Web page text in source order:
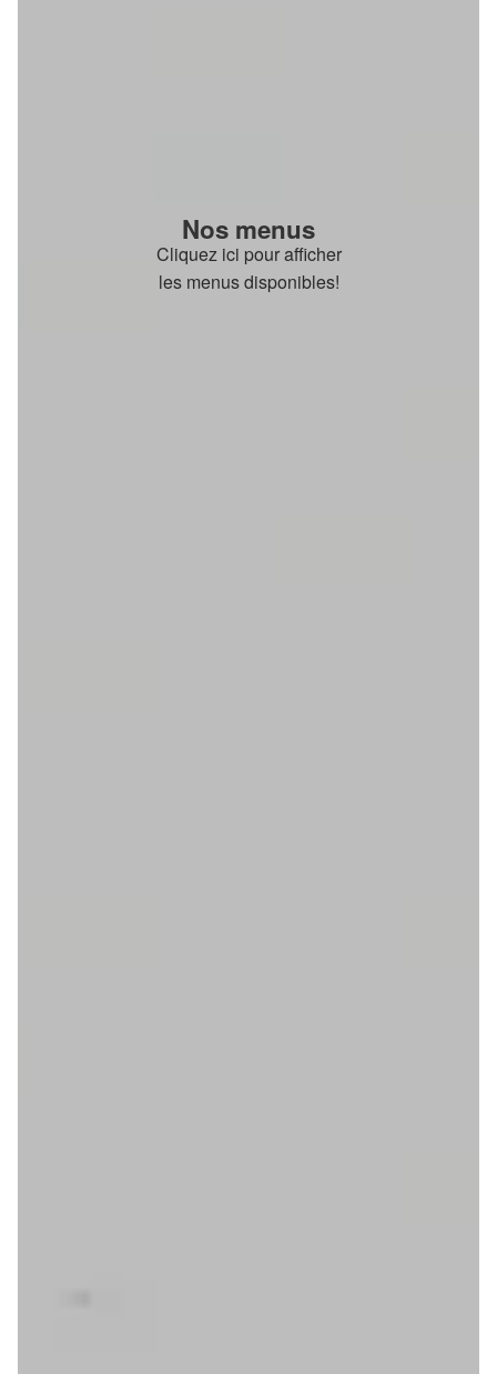
Nos menus
Cliquez ici pour afficher
les menus disponibles!